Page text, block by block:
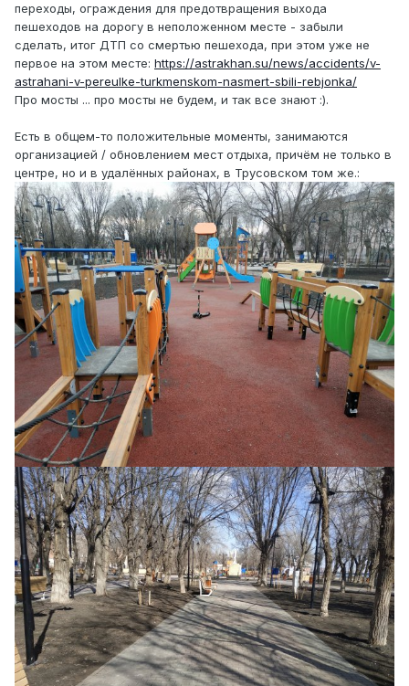
переходы, ограждения для предотвращения выхода
пешеходов на дорогу в неположенном месте - забыли
сделать, итог ДТП со смертью пешехода, при этом уже не
первое на этом месте: https://astrakhan.su/news/accidents/v-
astrahani-v-pereulke-turkmenskom-nasmert-sbili-rebjonka/
Про мосты ... про мосты не будем, и так все знают :).
Есть в общем-то положительные моменты, занимаются
организацией / обновлением мест отдыха, причём не только в
центре, но и в удалённых районах, в Трусовском том же.: